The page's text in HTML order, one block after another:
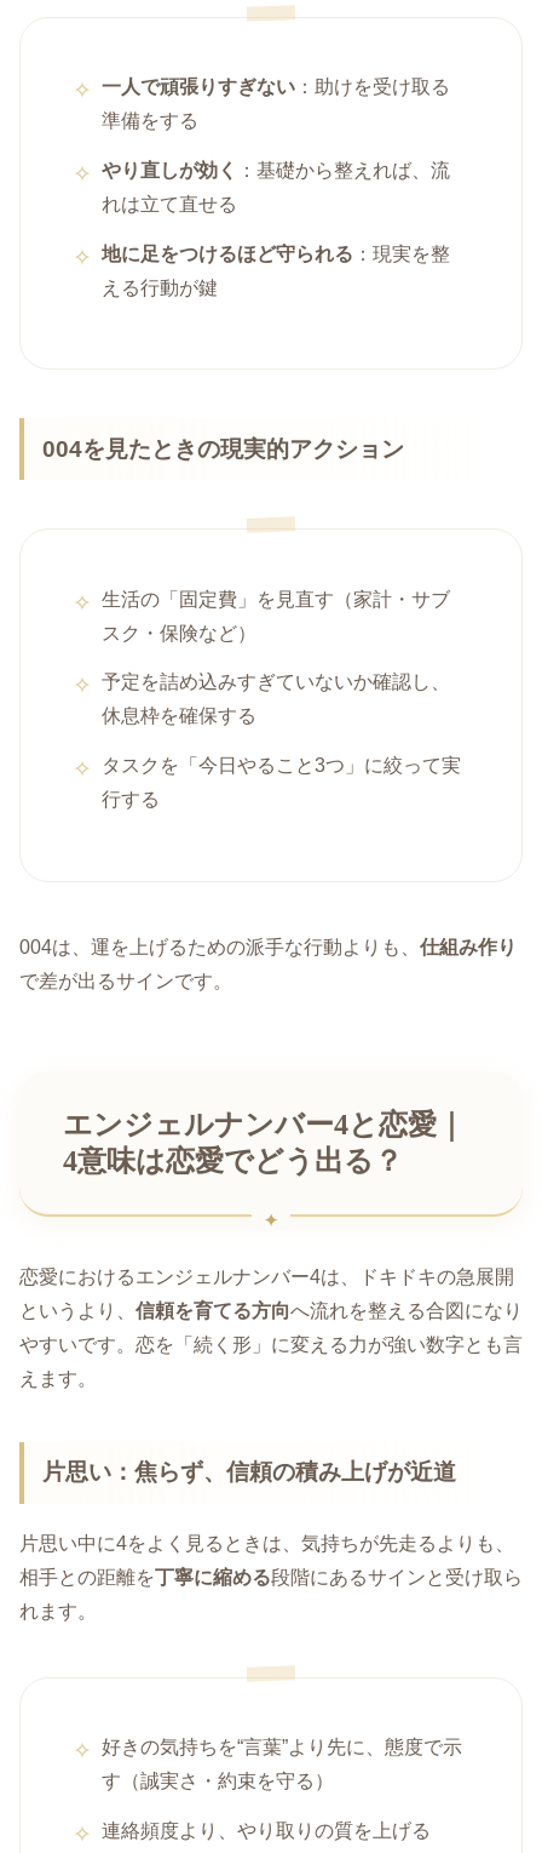
一人で頑張りすぎない ：助けを受け取る
準備をする
やり直しが効く
：基礎から整えれば、流
れは立て直せる
地に足をつけるほど守られる ：現実を整
える行動が鍵
004を見たときの現実的アクション
生活の「固定費」を見直す（家計・サブ
スク・保険など）
予定を詰め込みすぎていないか確認し、
休息枠を確保する
タスクを「今日やること3つ」に絞って実
行する
004は、運を上げるための派手な行動よりも、 仕組み作り
で差が出るサインです。
エンジェルナンバー4と恋愛｜
4意味は恋愛でどう出る？
恋愛におけるエンジェルナンバー4は、ドキドキの急展開
というより、 信頼を育てる方向へ流れを整える合図になり
やすいです。恋を「続く形」に変える力が強い数字とも言
えます。
片思い：焦らず、信頼の積み上げが近道
片思い中に4をよく見るときは、気持ちが先走るよりも、
相手との距離を丁寧に縮める段階にあるサインと受け取ら
れます。
好きの気持ちを“言葉”より先に、態度で示
す（誠実さ・約束を守る）
連絡頻度より、やり取りの質を上げる